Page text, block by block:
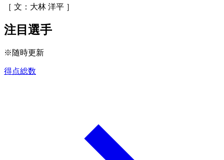
［ 文：大林 洋平 ］
注目選手
※随時更新
得点総数